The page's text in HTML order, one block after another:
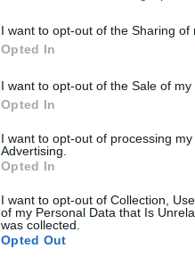
I want to opt-out of the Sharing of
Opted In
I want to opt-out of the Sale of
Opted In
I want to opt-out of processing
Advertising.
Opted In
I want to opt-out of Collection,
of my Personal Data that Is
was collected.
Opted Out